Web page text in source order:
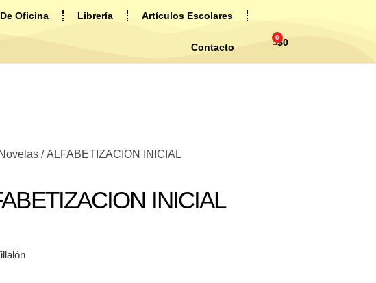
Oficina Librería Artículos Escolares
Contacto $0
0
Novelas / ALFABETIZACION INICIAL
INICIAL